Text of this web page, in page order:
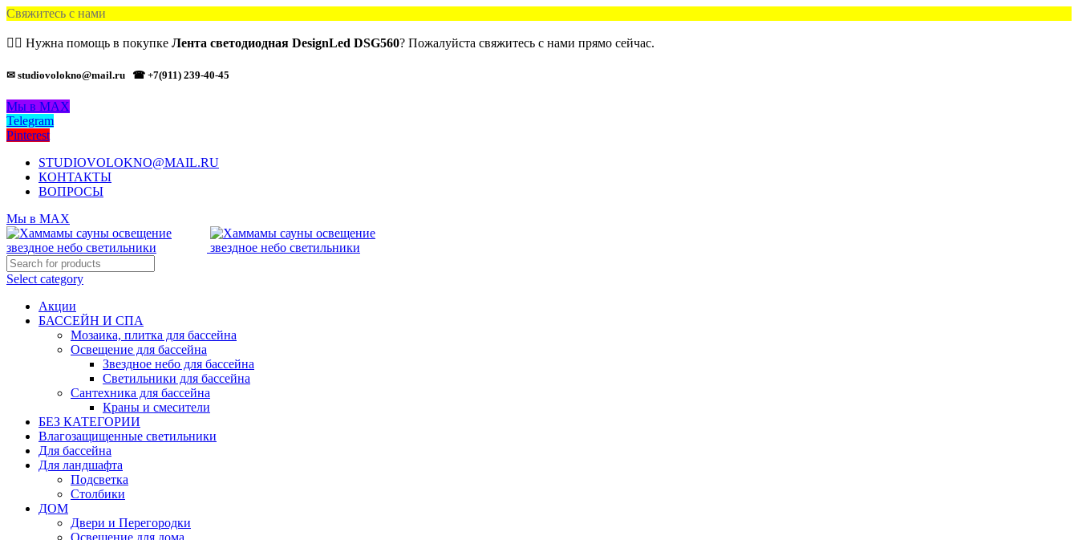
Свяжитесь с нами
🙋‍♂️ Нужна помощь в покупке Лента светодиодная DesignLed DSG560? Пожалуйста свяжитесь с нами прямо сейчас.
✉ studiovolokno@mail.ru ☎ +7(911) 239-40-45
Мы в MAX
Telegram
Pinterest
STUDIOVOLOKNO@MAIL.RU
КОНТАКТЫ
ВОПРОСЫ
Мы в MAX
Select category
Акции
БАССЕЙН И СПА
Мозаика, плитка для бассейна
Освещение для бассейна
Звездное небо для бассейна
Светильники для бассейна
Сантехника для бассейна
Краны и смесители
БЕЗ КАТЕГОРИИ
Влагозащищенные светильники
Для бассейна
Для ландшафта
Подсветка
Столбики
ДОМ
Двери и Перегородки